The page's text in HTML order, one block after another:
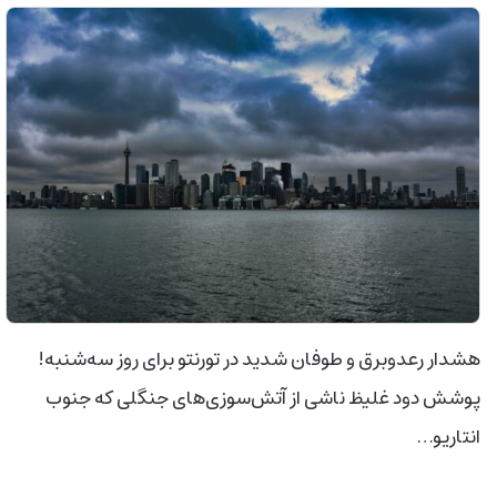
هشدار رعدوبرق و طوفان شدید در تورنتو برای روز سه‌شنبه!
پوشش دود غلیظ ناشی از آتش‌سوزی‌های جنگلی که جنوب
انتاریو…